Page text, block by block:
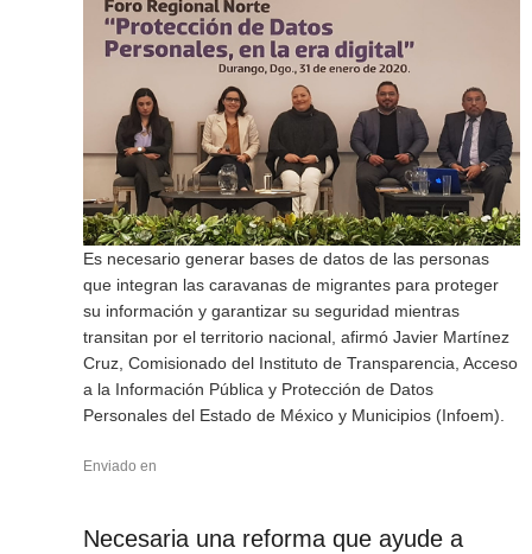
Es necesario generar bases de datos de las personas
que integran las caravanas de migrantes para proteger
su información y garantizar su seguridad mientras
transitan por el territorio nacional, afirmó Javier Martínez
Cruz, Comisionado del Instituto de Transparencia, Acceso
a la Información Pública y Protección de Datos
Personales del Estado de México y Municipios (Infoem).
Enviado en
Necesaria una reforma que ayude a